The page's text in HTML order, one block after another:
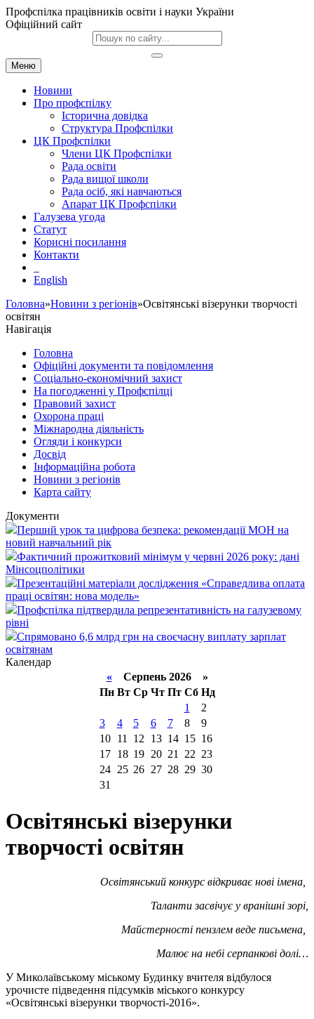
Профспілка працівників освіти і науки України
Офіційний сайт
Меню
Новини
Про профспілку
Історична довідка
Структура Профспілки
ЦК Профспілки
Члени ЦК Профспілки
Рада освіти
Рада вищої школи
Рада осіб, які навчаються
Апарат ЦК Профспілки
Галузева угода
Статут
Корисні посилання
Контакти
English
Головна»Новини з регіонів»Освітянські візерунки творчості
освітян
Навігація
Головна
Офіційні документи та повідомлення
Соціально-економічний захист
На погодженні у Профспілці
Правовий захист
Охорона праці
Міжнародна діяльність
Огляди і конкурси
Досвід
Інформаційна робота
Новини з регіонів
Карта сайту
Документи
Перший урок та цифрова безпека: рекомендації МОН на
новий навчальний рік
Фактичний прожитковий мінімум у червні 2026 року: дані
Мінсоцполітики
Презентаційні матеріали дослідження «Справедлива оплата
праці освітян: нова модель»
Профспілка підтвердила репрезентативність на галузевому
рівні
Спрямовано 6,6 млрд грн на своєчасну виплату зарплат
освітянам
Календар
«Серпень 2026 »
Пн Вт Ср Чт Пт Сб Нд
1
2
3
4 5 6 7 8
9
10
11 12 13 14 15 16
17
18 19 20 21 22 23
24
25 26 27 28 29 30
31
Освітянські візерунки
творчості освітян
Освітянський конкурс відкриває нові імена,
Таланти засвічує у вранішні зорі,
Майстерності пензлем веде письмена,
Малює на небі серпанкові долі…
У Миколаївському міському Будинку вчителя відбулося
урочисте підведення підсумків міського конкурсу
«Освітянські візерунки творчості-2016».